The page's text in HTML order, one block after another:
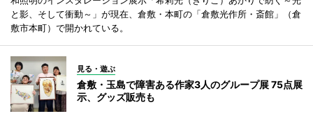
と影、そして衝動～」が現在、倉敷・本町の「倉敷光作所・斎館」（倉
敷市本町）で開かれている。
見る・遊ぶ
倉敷・玉島で障害ある作家3人のグループ展 75点展
示、グッズ販売も